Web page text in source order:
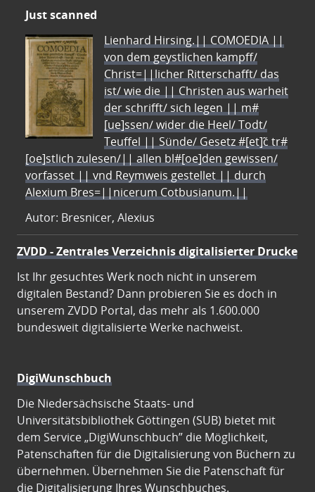
Just scanned
Lienhard Hirsing.|| COMOEDIA ||
von dem geystlichen kampff/
Christ=||licher Ritterschafft/ das
ist/ wie die || Christen aus warheit
der schrifft/ sich legen || m#
[ue]ssen/ wider die Heel/ Todt/
Teuffel || Sünde/ Gesetz #[et]c̃ tr#
[oe]stlich zulesen/|| allen bl#[oe]den gewissen/
vorfasset || vnd Reymweis gestellet || durch
Alexium Bres=||nicerum Cotbusianum.||
Autor: Bresnicer, Alexius
ZVDD - Zentrales Verzeichnis digitalisierter Drucke
Ist Ihr gesuchtes Werk noch nicht in unserem
digitalen Bestand? Dann probieren Sie es doch in
unserem ZVDD Portal, das mehr als 1.600.000
bundesweit digitalisierte Werke nachweist.
DigiWunschbuch
Die Niedersächsische Staats- und
Universitätsbibliothek Göttingen (SUB) bietet mit
dem Service „DigiWunschbuch” die Möglichkeit,
Patenschaften für die Digitalisierung von Büchern zu
übernehmen. Übernehmen Sie die Patenschaft für
die Digitalisierung Ihres Wunschbuches.